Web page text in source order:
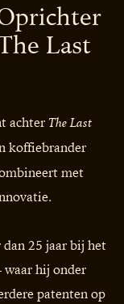
Last
achter The Last
koffiebrander
met
dan 25 jaar bij het
hij onder
patenten op